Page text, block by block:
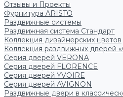
Отзывы и Проекты
Фурнитура ARISTO
Раздвижные системы
Раздвижная система Стандарт
Коллекция дизайнерских цветов
Коллекция раздвижных дверей
Серия дверей VERONA
Серия дверей FLORENCE
Серия дверей YVOIRE
Серия дверей AVIGNON
Раздвижные двери в